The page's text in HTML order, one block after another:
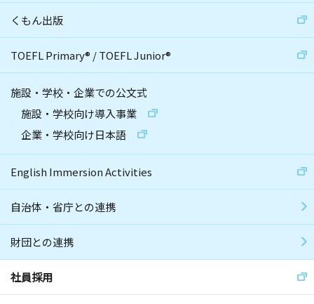
くもん出版
TOEFL Primary® /TOEFL Junior®
施設・学校・企業での公文式
施設・学校向け導入事業
企業・学校向け日本語
English Immersion Activities
自治体・省庁との連携
財団との連携
社員採用